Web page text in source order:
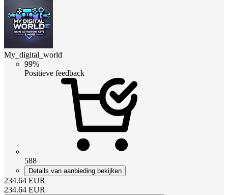
My_digital_world
99%
Positieve feedback
588
Details van aanbieding bekijken
234.64 EUR
234.64 EUR